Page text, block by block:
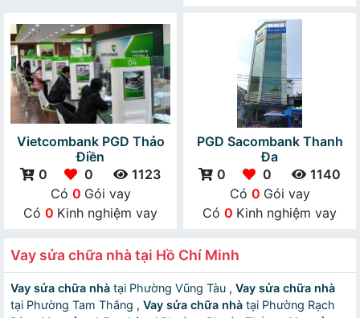
Vietcombank PGD Thảo
Điền
0
0
1123
Có 0 Gói vay
Có 0 Kinh nghiệm vay
PGD Sacombank Thanh
Đa
0
0
1140
Có 0 Gói vay
Có 0 Kinh nghiệm vay
Vay sửa chữa nhà tại Hồ Chí Minh
Vay sửa chữa nhà tại Phường Vũng Tàu , Vay sửa chữa nhà
tại Phường Tam Thắng , Vay sửa chữa nhà tại Phường Rạch